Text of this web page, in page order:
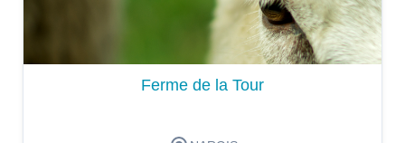
Ferme de la Tour